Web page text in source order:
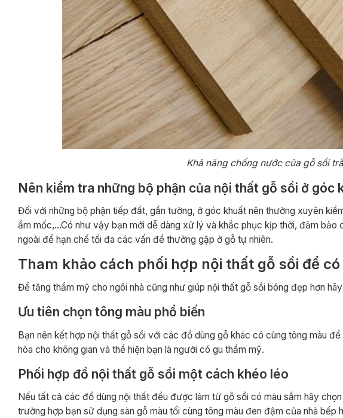
Khả năng chống nước của gỗ sồi
Nên kiểm tra những bộ phận của nội thất gỗ sồi ở góc
Đối với những bộ phận tiếp đất, gần tường, ở góc khuất nên thường xuyên
ẩm mốc,…Có như vậy bạn mới dễ dàng xử lý và khắc phục kịp thời, đảm bảo
ngoài để hạn chế tối đa các vấn đề thường gặp ở gỗ tự nhiên.
Tham khảo cách phối hợp nội thất gỗ sồi để
Để tăng thẩm mỹ cho ngôi nhà cũng như giúp nội thất gỗ sồi bóng đẹp hơn
Ưu tiên chọn tông màu phổ biến
Bạn nên kết hợp nội thất gỗ sồi với các đồ dùng gỗ khác có cùng tông màu
hòa cho không gian và thể hiện bạn là người có gu thẩm mỹ.
Phối hợp đồ nội thất gỗ sồi một cách khéo léo
Nếu tất cả các đồ dùng nội thất đều được làm từ gỗ sồi có màu sẫm hãy
trường hợp bạn sử dụng sàn gỗ màu tối cùng tông màu đen đậm của nhà bếp